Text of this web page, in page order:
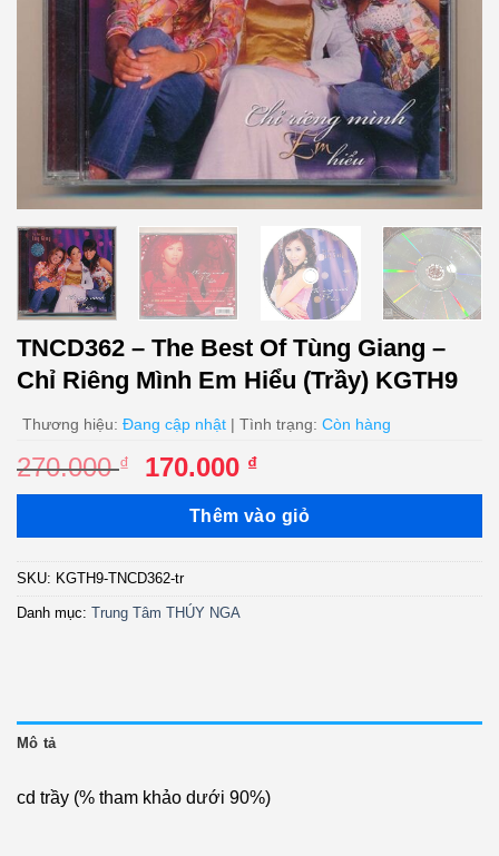
TNCD362 – The Best Of Tùng Giang –
Chỉ Riêng Mình Em Hiểu (Trầy) KGTH9
Thương hiệu: Đang cập nhật | Tình trạng: Còn hàng
270.000₫
Giá
gốc
270.000 ₫.
170.000 ₫Giá
hiện
tại
là:
Thêm vào giỏ
SKU: KGTH9-TNCD362-tr
Danh mục: Trung Tâm THÚY NGA
Mô tả
cd trầy (% tham khảo dưới 90%)